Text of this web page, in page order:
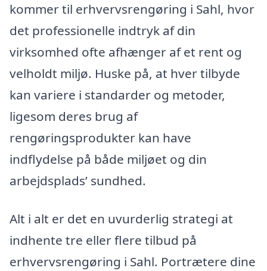
kommer til erhvervsrengøring i Sahl, hvor
det professionelle indtryk af din
virksomhed ofte afhænger af et rent og
velholdt miljø. Huske på, at hver tilbyde
kan variere i standarder og metoder,
ligesom deres brug af
rengøringsprodukter kan have
indflydelse på både miljøet og din
arbejdsplads’ sundhed.
Alt i alt er det en uvurderlig strategi at
indhente tre eller flere tilbud på
erhvervsrengøring i Sahl. Portrætere dine